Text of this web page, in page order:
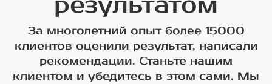
За многолетний опыт более 15000
клиентов оценили результат, написали
рекомендации. Станьте нашим
клиентом и убедитесь в этом сами. Мы